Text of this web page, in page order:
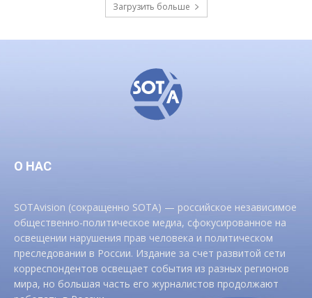
Загрузить больше
О НАС
SOTAvision (сокращенно SOTA) — российское независимое
общественно-политическое медиа, сфокусированное на
освещении нарушения прав человека и политическом
преследовании в России. Издание за счет развитой сети
корреспондентов освещает события из разных регионов
мира, но большая часть его журналистов продолжают